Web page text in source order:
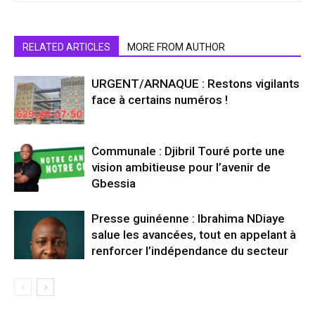
RELATED ARTICLES MORE FROM AUTHOR
URGENT/ARNAQUE : Restons vigilants
face à certains numéros !
Communale : Djibril Touré porte une
vision ambitieuse pour l’avenir de
Gbessia
Presse guinéenne : Ibrahima NDiaye
salue les avancées, tout en appelant à
renforcer l’indépendance du secteur